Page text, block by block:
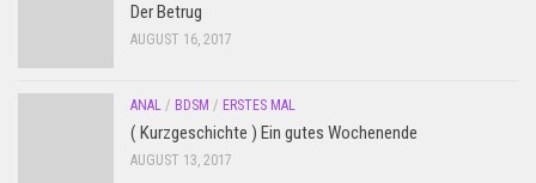
Der Betrug
AUGUST 16, 2017
ANAL / BDSM / ERSTES MAL
( Kurzgeschichte ) Ein gutes Wochenende
AUGUST 13, 2017